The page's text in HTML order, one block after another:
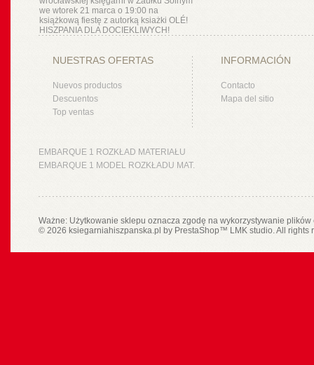
we wtorek 21 marca o 19:00 na
książkową fiestę z autorką ksiażki OLÉ!
HISZPANIA DLA DOCIEKLIWYCH!
NUESTRAS OFERTAS
Nuevos productos
Descuentos
Top ventas
INFORMACIÓN
Contacto
Mapa del sitio
EMBARQUE 1 ROZKŁAD MATERIAŁU
EMBARQUE 1 MODEL ROZKŁADU MAT.
Ważne: Użytkowanie sklepu oznacza zgodę na wykorzystywanie
© 2026 ksiegarniahiszpanska.pl by PrestaShop™ LMK studio. All rights